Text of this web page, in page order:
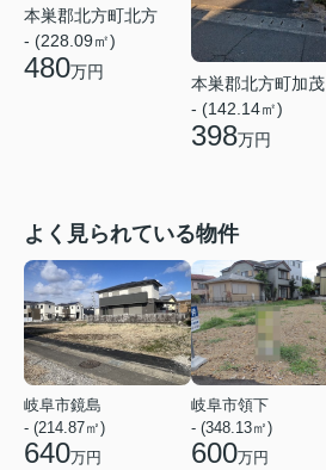
本巣郡北方町北方
- (228.09㎡)
480万円
本巣郡北方町加茂
- (142.14㎡)
398万円
よく見られている物件
岐阜市鏡島
- (214.87㎡)
640万円
岐阜市領下
- (348.13㎡)
600万円